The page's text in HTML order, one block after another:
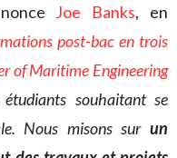
Joe Banks, en
post-bac en trois
of Maritime Engineering
souhaitant se
Nous misons sur un